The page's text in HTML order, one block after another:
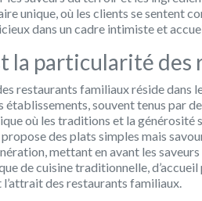
unique, où les clients se sentent
dans un cadre intimiste et
la particularité des
restaurants familiaux réside dans
établissements, souvent tenus par
où les traditions et la générosité
des plats simples mais
mettant en avant les
de cuisine traditionnelle,
des restaurants familiaux.